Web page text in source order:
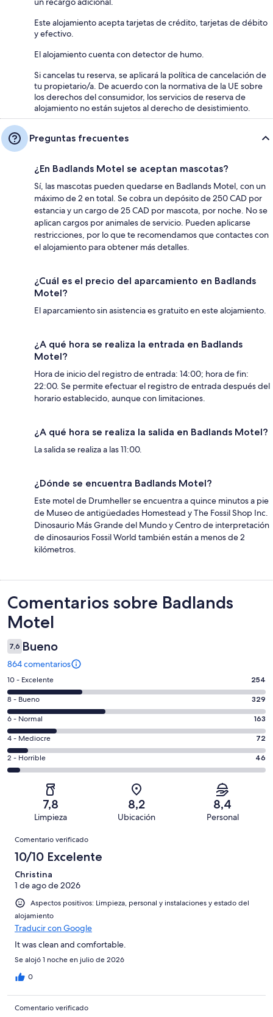
Este alojamiento acepta tarjetas de crédito, tarjetas de débito
y efectivo.
El alojamiento cuenta con detector de humo.
Si cancelas tu reserva, se aplicará la política de cancelación de
tu propietario/a. De acuerdo con la normativa de la UE sobre
los derechos del consumidor, los servicios de reserva de
alojamiento no están sujetos al derecho de desistimiento.
Preguntas frecuentes
¿En Badlands Motel se aceptan mascotas?
Sí, las mascotas pueden quedarse en Badlands Motel, con un
máximo de 2 en total. Se cobra un depósito de 250 CAD por
estancia y un cargo de 25 CAD por mascota, por noche. No se
aplican cargos por animales de servicio. Pueden aplicarse
restricciones, por lo que te recomendamos que contactes con
el alojamiento para obtener más detalles.
¿Cuál es el precio del aparcamiento en Badlands
Motel?
El aparcamiento sin asistencia es gratuito en este alojamiento.
¿A qué hora se realiza la entrada en Badlands
Motel?
Hora de inicio del registro de entrada: 14:00; hora de fin:
22:00. Se permite efectuar el registro de entrada después del
horario establecido, aunque con limitaciones.
¿A qué hora se realiza la salida en Badlands Motel?
La salida se realiza a las 11:00.
¿Dónde se encuentra Badlands Motel?
Este motel de Drumheller se encuentra a quince minutos a pie
de Museo de antigüedades Homestead y The Fossil Shop Inc.
Dinosaurio Más Grande del Mundo y Centro de interpretación
de dinosaurios Fossil World también están a menos de 2
kilómetros.
Comentarios
Comentarios sobre Badlands
Motel
7,6 Bueno
864 comentarios
254
comentarios
de
un
total
de
864
con
puntuación
10 - Excelente 254
329
comentarios
de
un
total
de
puntuación
8 - Bueno 329
163
comentarios
de
un
total
puntuación
Normal
6 - Normal 163
72
comentarios
de
una
puntuación
Mediocre
4 - Mediocre 72
46
comentarios
864
una
puntuación
de
Horrible
2 - Horrible 46
7,8
Limpieza
8,2
Ubicación
8,4
Personal
Comentarios
Comentario verificado
10/10 Excelente
Christina
1 de ago de 2026
Aspectos positivos: Limpieza, personal y instalaciones y estado del
alojamiento
Traducir con Google
It was clean and comfortable.
Se alojó 1 noche en julio de 2026
0
Comentario verificado